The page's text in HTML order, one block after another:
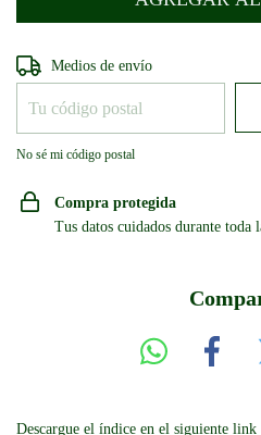
Entregas para el CP:
Medios de envío
No sé mi código postal
Compra protegida
Tus datos cuidados durante toda
Descargue el índice en el siguiente link